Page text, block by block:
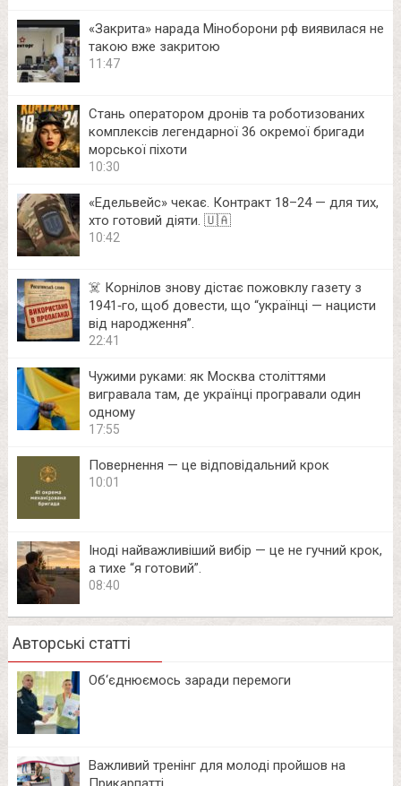
«Закрита» нарада Міноборони рф виявилася не
такою вже закритою
11:47
Стань оператором дронів та роботизованих
комплексів легендарної 36 окремої бригади
морської піхоти
10:30
«Едельвейс» чекає. Контракт 18–24 — для тих,
хто готовий діяти. 🇺🇦
10:42
☠️ Корнілов знову дістає пожовклу газету з
1941‑го, щоб довести, що “українці — нацисти
від народження”.
22:41
Чужими руками: як Москва століттями
вигравала там, де українці програвали один
одному
17:55
Повернення — це відповідальний крок
10:01
Іноді найважливіший вибір — це не гучний крок,
а тихе “я готовий”.
08:40
Авторські статті
Об‘єднюємось заради перемоги
Важливий тренінг для молоді пройшов на